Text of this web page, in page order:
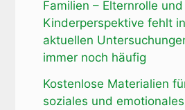
Familien – Elternrolle und
Kinderperspektive fehlt in
aktuellen
immer noch häufig
Kostenlose Materialien
soziales und emotionales